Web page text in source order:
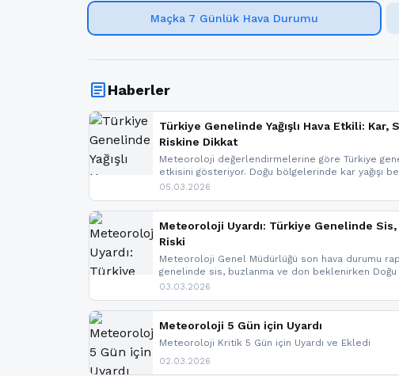
Maçka 7 Günlük Hava Durumu
articleHaberler
Türkiye Genelinde Yağışlı Hava Etkili: Kar,
Riskine Dikkat
Meteoroloji değerlendirmelerine göre Türkiye
etkisini gösteriyor. Doğu bölgelerinde kar yağışı
Kuzey Ege’de sağanak yağmur, yüksek kesimlerde
yaşanabileceği belirtiliyor.
05.03.2026
Meteoroloji Uyardı: Türkiye Genelinde Sis,
Riski
Meteoroloji Genel Müdürlüğü son hava durumu
genelinde sis, buzlanma ve don beklenirken Doğu
Karadeniz’in yüksek kesimlerinde çığ riski uyarısı
03.03.2026
Meteoroloji 5 Gün için Uyardı
Meteoroloji Kritik 5 Gün için Uyardı ve Ekledi
02.03.2026